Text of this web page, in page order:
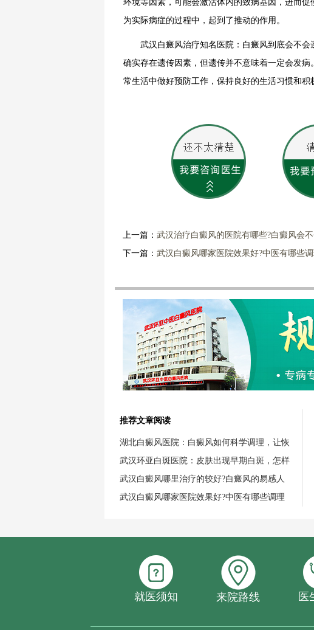
环境等因素，可能会激活体内的致病基因，进而
为实际病症的过程中，起到了推动的作用。
武汉白癜风治疗知名医院：白癜风到底会不会
确实存在遗传因素，但遗传并不意味着一定会发
常生活中做好预防工作，保持良好的生活习惯和积
上一篇： 武汉治疗白癜风的医院有哪些?白癜风会
下一篇： 武汉白癜风哪家医院效果好?中医有哪些
推荐文章阅读
湖北白癜风医院：白癜风如何科学调理，让恢
武汉环亚白斑医院：皮肤出现早期白斑，怎样
武汉白癜风哪里治疗的较好?白癜风的易感人
武汉白癜风哪家医院效果好?中医有哪些调理
就医须知 来院路线 医